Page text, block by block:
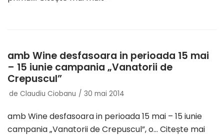
amb Wine desfasoara in perioada 15 mai
– 15 iunie campania „Vanatorii de
Crepuscul”
de Claudiu Ciobanu 30 mai 2014
amb Wine desfasoara in perioada 15 mai – 15 iunie
campania „Vanatorii de Crepuscul”, o… Citește mai